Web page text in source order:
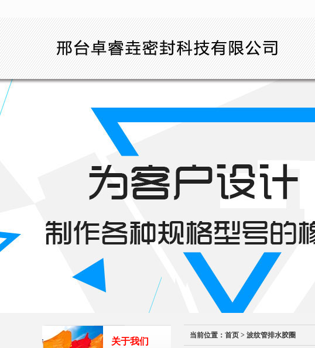
关于我们
当前位置： 首页 > 波纹管排水胶圈